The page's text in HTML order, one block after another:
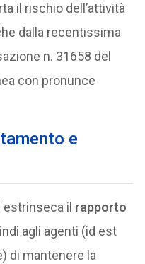
il rischio dell’attività
dalla recentissima
n. 31658 del
con pronunce
e
il rapporto
agli agenti (id est
di mantenere la